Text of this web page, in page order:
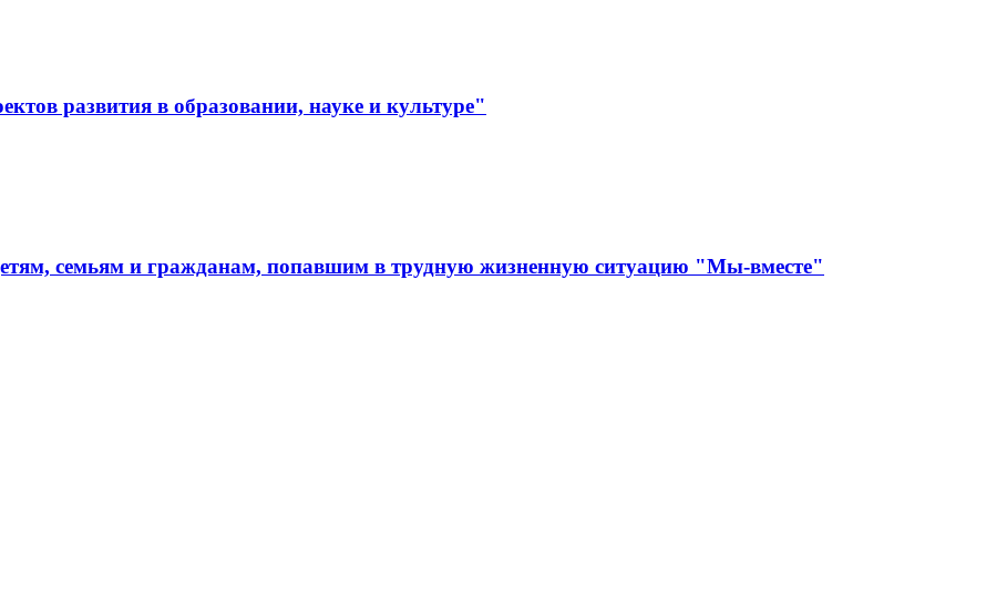
развития в образовании, науке и культуре"
семьям и гражданам, попавшим в трудную жизненную ситуацию "Мы-вместе"